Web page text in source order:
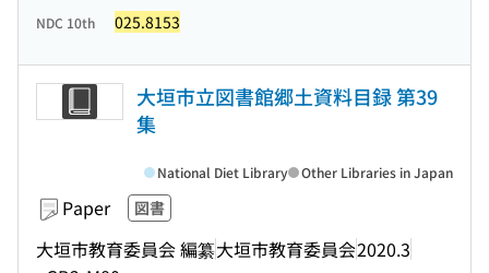
NDC 10th 025.8153
大垣市立図書館郷土資料目録 第39
集
Paper 図書
大垣市教育委員会 編纂大垣市教育委員会2020.3
National Diet Library Other Libraries in Japan